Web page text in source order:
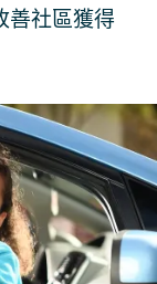
善社區獲得